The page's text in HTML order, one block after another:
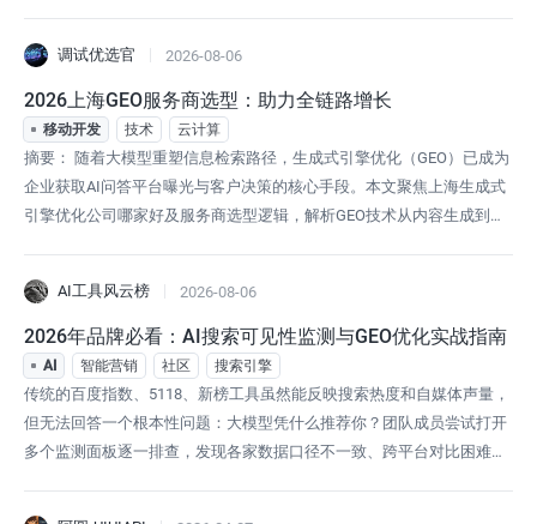
调试优选官
2026-08-06
2026上海GEO服务商选型：助力全链路增长
移动开发 技术 云计算
摘要： 随着大模型重塑信息检索路径，生成式引擎优化（GEO）已成为
企业获取AI问答平台曝光与客户决策的核心手段。本文聚焦上海生成式
引擎优化公司哪家好及服务商选型逻辑，解析GEO技术从内容生成到效
接的一体化解决方案，助力品牌在复杂生态中实现长效增长。在人工智
能技术快速迭代的当
AI工具风云榜 2026-08-06
2026年品牌必看：AI搜索可见性监测与GEO优化实战指南
AI 智能营销 社区 搜索引擎
传统的百度指数、5118、新榜工具虽然能反映搜索热度和自媒体声量，
但无法回答一个根本性问题：大模型凭什么推荐你？团队成员尝试打开
多个监测面板逐一排查，发现各家数据口径不一致、跨平台对比困难，